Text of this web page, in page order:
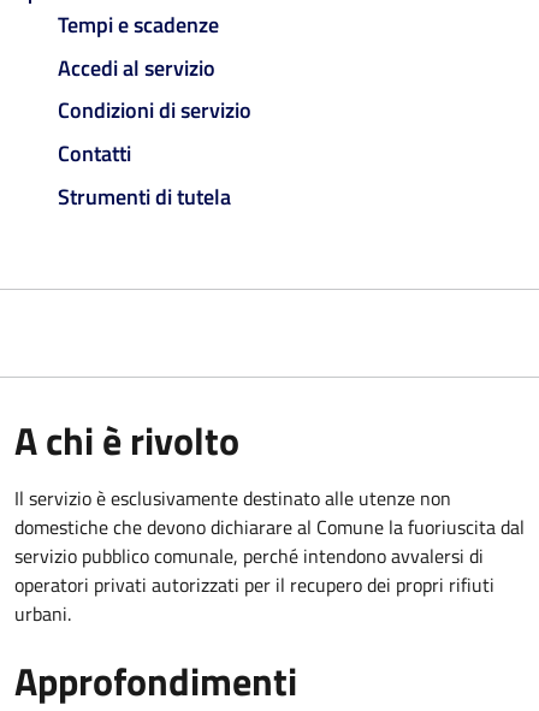
Tempi e scadenze
Accedi al servizio
Condizioni di servizio
Contatti
Strumenti di tutela
A chi è rivolto
Il servizio è esclusivamente destinato alle utenze non
domestiche che devono dichiarare al Comune la fuoriuscita dal
servizio pubblico comunale, perché intendono avvalersi di
operatori privati autorizzati per il recupero dei propri rifiuti
urbani.
Approfondimenti